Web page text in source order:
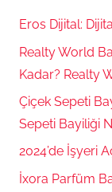
Eros Dijital:
Realty World
Kadar? Realty
Çiçek Sepeti
Sepeti Bayiliği
2024’de İşyeri
İxora Parfüm